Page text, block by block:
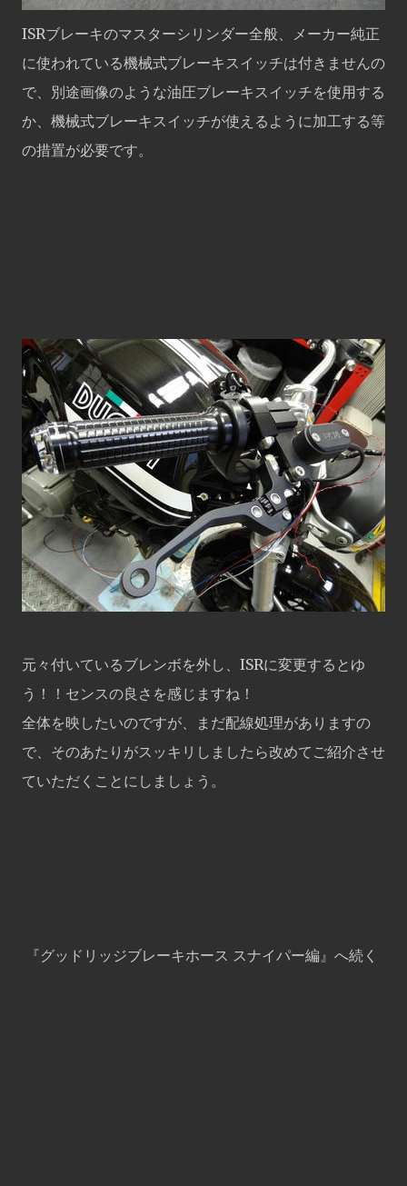
ISRブレーキのマスターシリンダー全般、メーカー純正
に使われている機械式ブレーキスイッチは付きませんの
で、別途画像のような油圧ブレーキスイッチを使用する
か、機械式ブレーキスイッチが使えるように加工する等
の措置が必要です。
元々付いているブレンボを外し、ISRに変更するとゆ
う！！センスの良さを感じますね！
全体を映したいのですが、まだ配線処理がありますの
で、そのあたりがスッキリしましたら改めてご紹介させ
ていただくことにしましょう。
『グッドリッジブレーキホース スナイパー編』へ続く